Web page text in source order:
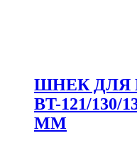
ШНЕК ДЛЯ
BT-121/130/
ММ